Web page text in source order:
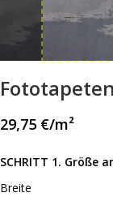
29,75 €/m²
SCHRITT 1. Größe
Breite